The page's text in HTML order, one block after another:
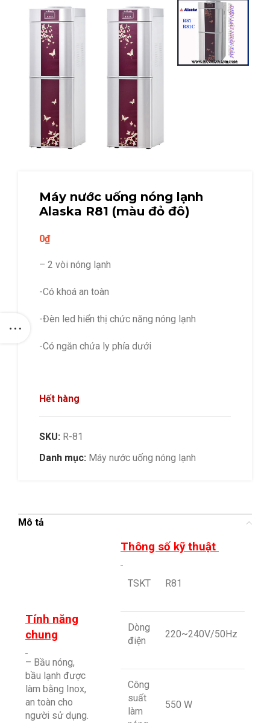
Máy nước uống nóng lạnh
Alaska R81 (màu đỏ đô)
0₫
– 2 vòi nóng lạnh
-Có khoá an toàn
-Đèn led hiển thị chức năng nóng lạnh
-Có ngăn chứa ly phía dưới
Hết hàng
SKU: R-81
Danh mục: Máy nước uống nóng lạnh
Mô tả
Tính năng
chung
– Bầu nóng,
bầu lạnh được
làm bằng Inox,
an toàn cho
người sử dụng.
Thông số kỹ thuật
TSKT R81
Dòng
điện
220~240V/50Hz
Công
suất
làm
550 W